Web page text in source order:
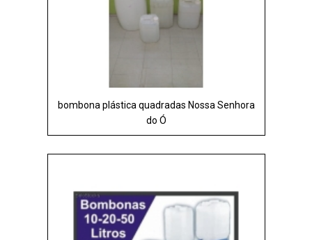
bombona plástica quadradas Nossa Senhora
do Ó